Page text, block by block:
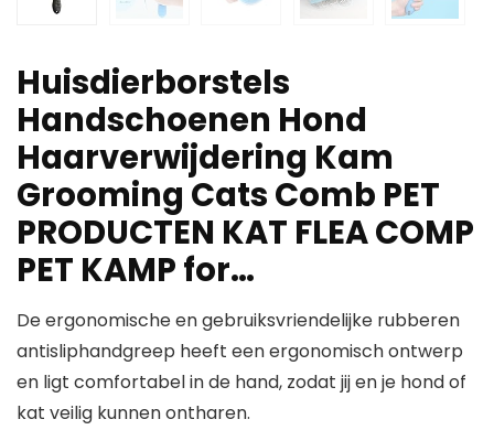
Huisdierborstels
Handschoenen Hond
Haarverwijdering Kam
Grooming Cats Comb PET
PRODUCTEN KAT FLEA COMP
PET KAMP for…
De ergonomische en gebruiksvriendelijke rubberen
antisliphandgreep heeft een ergonomisch ontwerp
en ligt comfortabel in de hand, zodat jij en je hond of
kat veilig kunnen ontharen.